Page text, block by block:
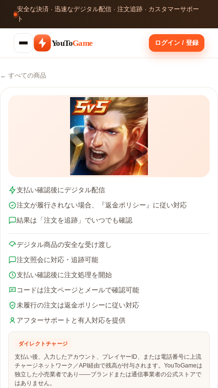
安全な決済 · 迅速なデジタル配信 · 注文追跡 · カスタマーサポー
ト
YouToGame ログイン / 登録
← すべての商品
支払い確認後にデジタル配信
注文が履行されない場合、『返金ポリシー』に従い対応
結果は「注文を追跡」でいつでも確認
デジタル商品の安全な受け渡し
注文照会に対応・追跡可能
支払い確認後に注文処理を開始
コードは注文ページとメールで確認可能
未履行の注文は返金ポリシーに従い対応
アフターサポートと有人対応を提供
ダイレクトチャージ
支払い後、入力したアカウント、プレイヤーID、または電話番号に上流
チャージネットワーク／API経由で残高が付与されます。YouToGameは
独立した小売業者であり——ブランドまたは通信事業者の公式ストアで
はありません。